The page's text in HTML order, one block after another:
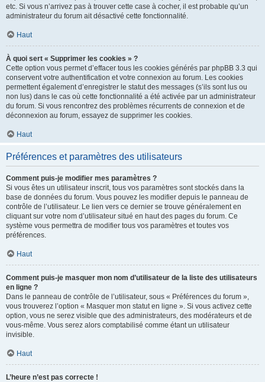
etc. Si vous n’arrivez pas à trouver cette case à cocher, il est probable qu’un
administrateur du forum ait désactivé cette fonctionnalité.
Haut
À quoi sert « Supprimer les cookies » ?
Cette option vous permet d’effacer tous les cookies générés par phpBB 3.3 qui
conservent votre authentification et votre connexion au forum. Les cookies
permettent également d’enregistrer le statut des messages (s’ils sont lus ou
non lus) dans le cas où cette fonctionnalité a été activée par un administrateur
du forum. Si vous rencontrez des problèmes récurrents de connexion et de
déconnexion au forum, essayez de supprimer les cookies.
Haut
Préférences et paramètres des utilisateurs
Comment puis-je modifier mes paramètres ?
Si vous êtes un utilisateur inscrit, tous vos paramètres sont stockés dans la
base de données du forum. Vous pouvez les modifier depuis le panneau de
contrôle de l’utilisateur. Le lien vers ce dernier se trouve généralement en
cliquant sur votre nom d’utilisateur situé en haut des pages du forum. Ce
système vous permettra de modifier tous vos paramètres et toutes vos
préférences.
Haut
Comment puis-je masquer mon nom d’utilisateur de la liste des utilisateurs
en ligne ?
Dans le panneau de contrôle de l’utilisateur, sous « Préférences du forum »,
vous trouverez l’option « Masquer mon statut en ligne ». Si vous activez cette
option, vous ne serez visible que des administrateurs, des modérateurs et de
vous-même. Vous serez alors comptabilisé comme étant un utilisateur
invisible.
Haut
L’heure n’est pas correcte !